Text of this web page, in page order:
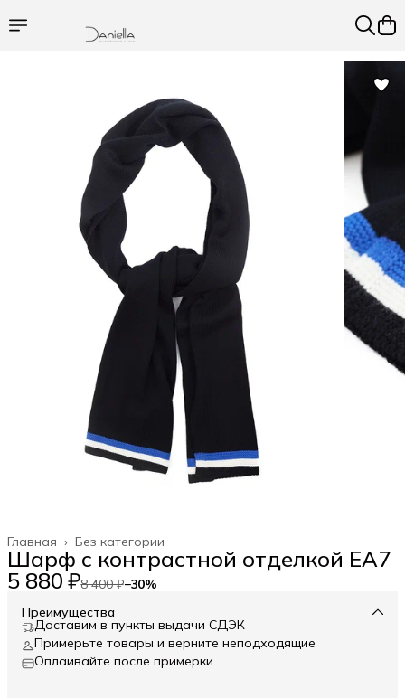
Без категории
Главная ›
Шарф с контрастной отделкой EA7
5 880 ₽8 400 ₽−30%
Преимущества
Доставим в пункты выдачи СДЭК
Примерьте товары и верните неподходящие
Оплаивайте после примерки